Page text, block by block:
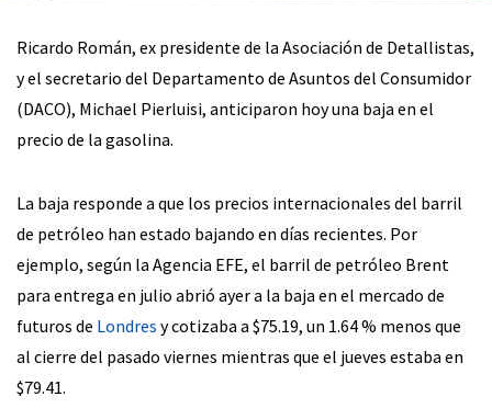
Ricardo Román, ex presidente de la Asociación de Detallistas,
y el secretario del Departamento de Asuntos del Consumidor
(DACO), Michael Pierluisi, anticiparon hoy una baja en el
precio de la gasolina.
La baja responde a que los precios internacionales del barril
de petróleo han estado bajando en días recientes. Por
ejemplo, según la Agencia EFE, el barril de petróleo Brent
para entrega en julio abrió ayer a la baja en el mercado de
futuros de Londres y cotizaba a $75.19, un 1.64 % menos que
al cierre del pasado viernes mientras que el jueves estaba en
$79.41.